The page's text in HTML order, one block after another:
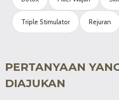
Triple Stimulator Rejuran
PERTANYAAN
DIAJUKAN